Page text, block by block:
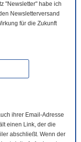
"Newsletter" habe ich
Newsletterversand
für die Zukunft
ihrer Email-Adresse
einen Link, der die
abschließt. Wenn der